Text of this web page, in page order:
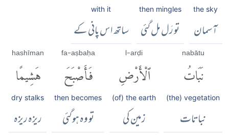
the sky
آسمان
then mingles
تو رَل مل گئی
with it
ساتھ اس پانی کے
nabātu
نَبَاتُ
(the) vegetation
نباتات
l-arḍi
ٱلْأَرْضِ
(of) the earth
زمین کی
fa-aṣbaḥa
فَأَصْبَحَ
then becomes
تو وہ ہوگئی
hashīman
هَشِيمًا
dry stalks
ریزہ ریزہ